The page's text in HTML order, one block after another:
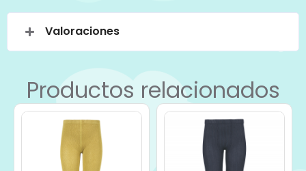
Valoraciones
Productos relacionados